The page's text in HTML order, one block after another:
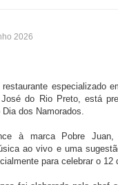
2026
especializado
do Rio Preto, está
dos Namorados.
à marca Pobre
ao vivo e uma
para celebrar o 12